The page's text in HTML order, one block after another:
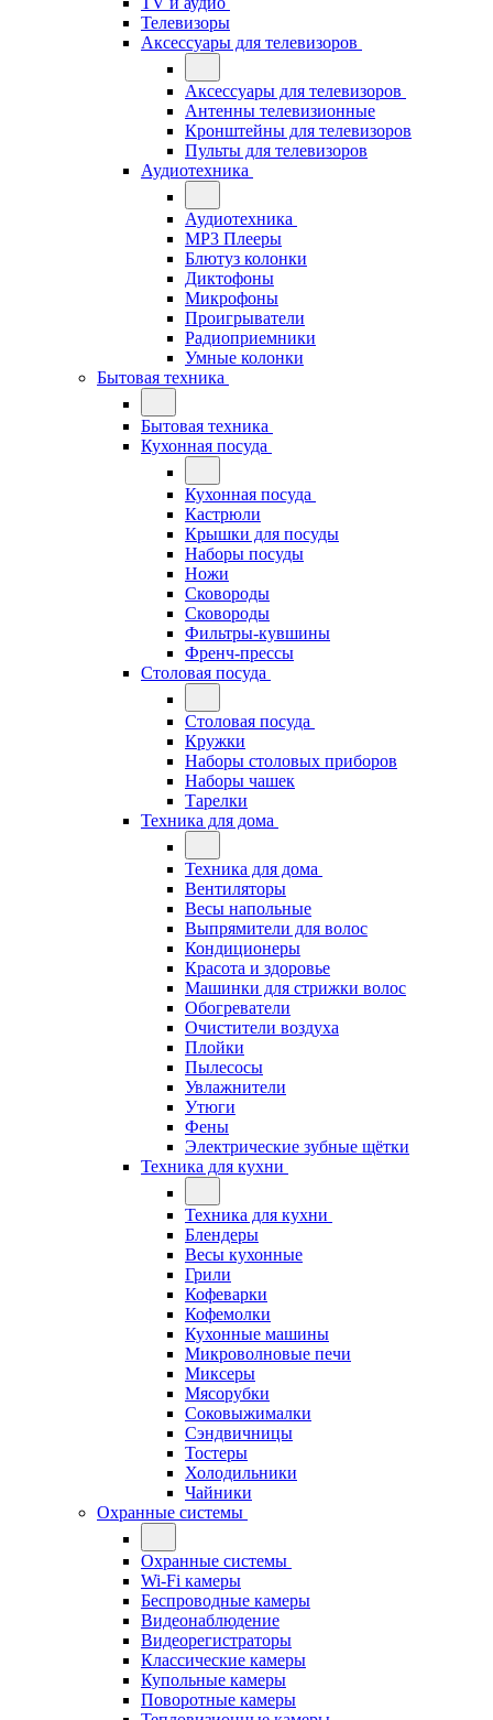
Телевизоры
Аксессуары для телевизоров
Аксессуары для телевизоров
Антенны телевизионные
Кронштейны для телевизоров
Пульты для телевизоров
Аудиотехника
Аудиотехника
MP3 Плееры
Блютуз колонки
Диктофоны
Микрофоны
Проигрыватели
Радиоприемники
Умные колонки
Бытовая техника
Бытовая техника
Кухонная посуда
Кухонная посуда
Кастрюли
Крышки для посуды
Наборы посуды
Ножи
Сковороды
Сковороды
Фильтры-кувшины
Френч-прессы
Столовая посуда
Столовая посуда
Кружки
Наборы столовых приборов
Наборы чашек
Тарелки
Техника для дома
Техника для дома
Вентиляторы
Весы напольные
Выпрямители для волос
Кондиционеры
Красота и здоровье
Машинки для стрижки волос
Обогреватели
Очистители воздуха
Плойки
Пылесосы
Увлажнители
Утюги
Фены
Электрические зубные щётки
Техника для кухни
Техника для кухни
Блендеры
Весы кухонные
Грили
Кофеварки
Кофемолки
Кухонные машины
Микроволновые печи
Миксеры
Мясорубки
Соковыжималки
Сэндвичницы
Тостеры
Холодильники
Чайники
Охранные системы
Охранные системы
Wi-Fi камеры
Беспроводные камеры
Видеонаблюдение
Видеорегистраторы
Классические камеры
Купольные камеры
Поворотные камеры